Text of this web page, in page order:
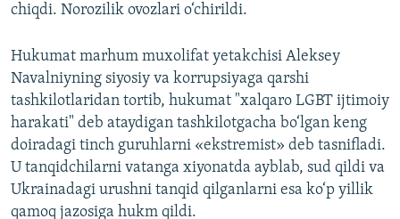
chiqdi. Norozilik ovozlari o‘chirildi.
Hukumat marhum muxolifat yetakchisi Aleksey
Navalniyning siyosiy va korrupsiyaga qarshi
tashkilotlaridan tortib, hukumat "xalqaro LGBT ijtimoiy
harakati" deb ataydigan tashkilotgacha bo‘lgan keng
doiradagi tinch guruhlarni «ekstremist» deb tasnifladi.
U tanqidchilarni vatanga xiyonatda ayblab, sud qildi va
Ukrainadagi urushni tanqid qilganlarni esa ko‘p yillik
qamoq jazosiga hukm qildi.